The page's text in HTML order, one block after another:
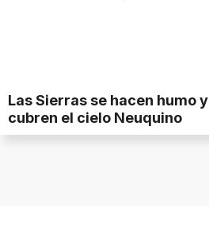
Las Sierras se hacen humo y
cubren el cielo Neuquino